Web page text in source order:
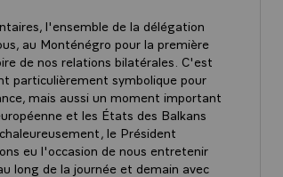
l'ensemble de la délégation
au Monténégro pour la première
de nos relations bilatérales. C'est
particulièrement symbolique pour
mais aussi un moment important
et les États des Balkans
le Président
eu l'occasion de nous entretenir
long de la journée et demain avec